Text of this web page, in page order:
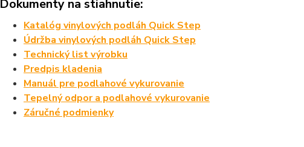
Dokumenty na stiahnutie:
Katalóg vinylových podláh Quick Step
Údržba vinylových podláh Quick Step
Technický list výrobku
Predpis kladenia
Manuál pre podlahové vykurovanie
Tepelný odpor a podlahové vykurovanie
Záručné podmienky